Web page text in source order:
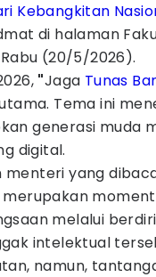
Kebangkitan
di halaman
(20/5/2026).
"Jaga Tunas
Tema ini
generasi muda
digital.
yang
melalui
intelektual
namun,